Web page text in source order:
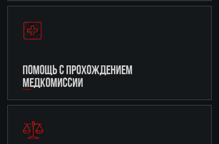
ПОМОЩЬ С ПРОХОЖДЕНИЕМ
МЕДКОМИССИИ